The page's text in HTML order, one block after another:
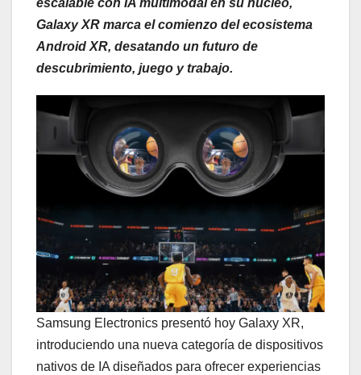
escalable con IA multimodal en su núcleo,
Galaxy XR marca el comienzo del ecosistema
Android XR, desatando un futuro de
descubrimiento, juego y trabajo.
Samsung Electronics presentó hoy Galaxy XR,
introduciendo una nueva categoría de dispositivos
nativos de IA diseñados para ofrecer experiencias